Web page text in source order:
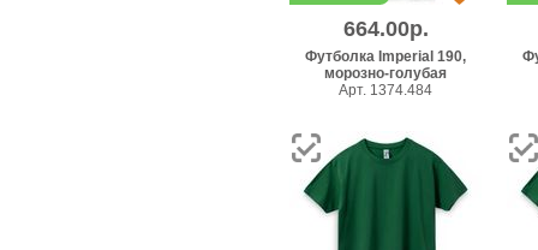
664.00р.
Футболка Imperial 190,
морозно-голубая
Арт. 1374.484